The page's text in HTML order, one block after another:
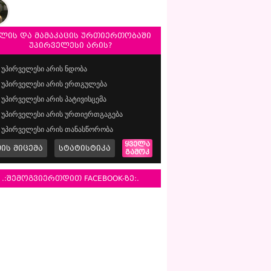
და მამაკაცის ურთიერთობაში
უპირველესი არის?
უპირველესი არის ნდობა
უპირველესი არის ერთგულება
უპირველესი არის პატივისცემა
უპირველესი არის ურთიერთგაგება
უპირველესი არის თანასწორობა
მიცემა სტატისტიკა
ყველა
გამოკ
.:შემოგვიერთდით FACEBOOK-ზე:.